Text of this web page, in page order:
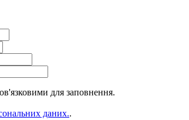
для заповнення.
даних..